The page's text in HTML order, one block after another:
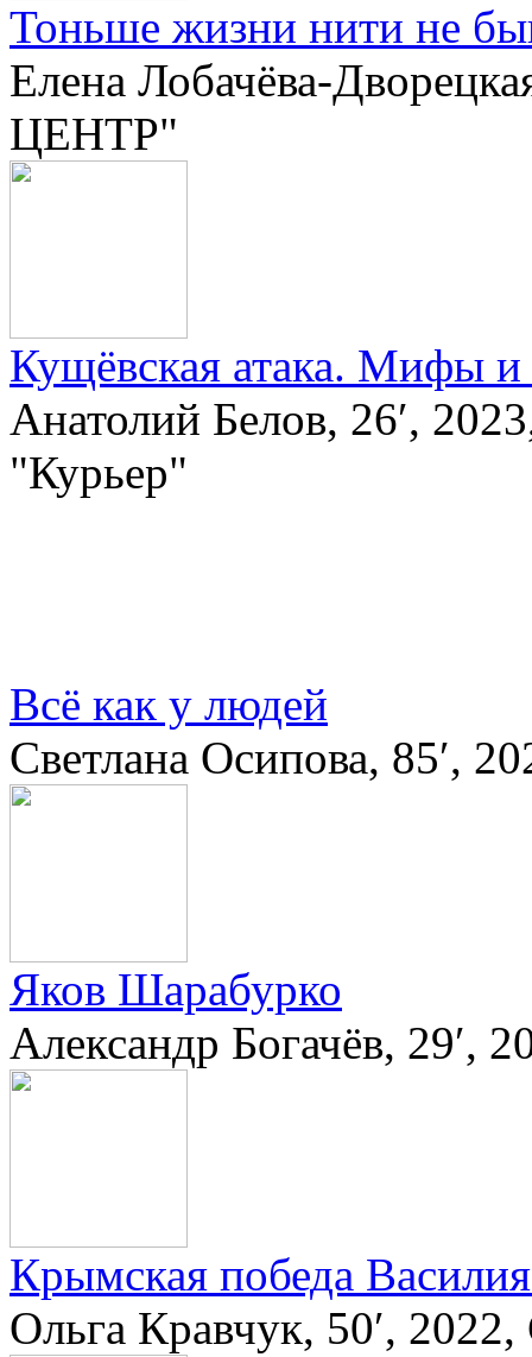
Тоньше жизни нити не
Елена Лобачёва-
ЦЕНТР"
Кущёвская атака. Мифы
Анатолий Белов, 26′,
"Курьер"
Всё как у людей
Светлана Осипова, 85′,
Яков Шарабурко
Александр Богачёв, 29′,
Крымская победа
Ольга Кравчук, 50′,